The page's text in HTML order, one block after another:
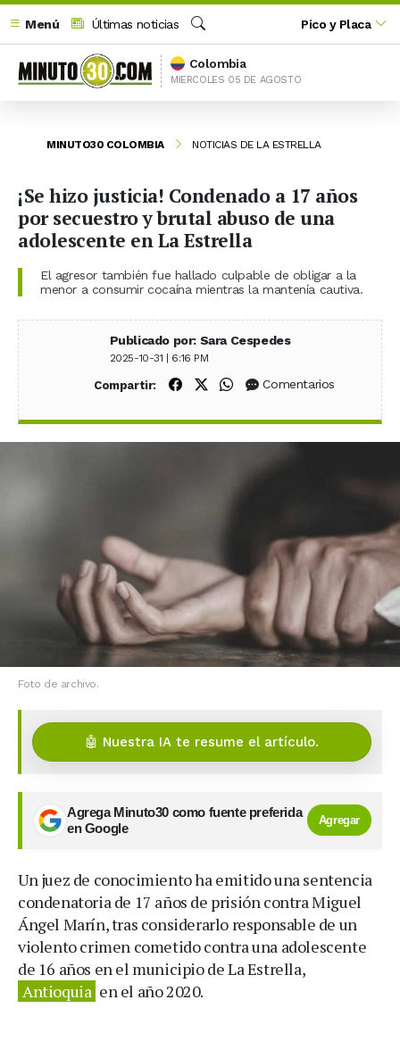
Menú
Últimas noticias
Buscar
Pico y Placa
Colombia
MIERCOLES 05 DE AGOSTO
MINUTO30 COLOMBIA NOTICIAS DE LA ESTRELLA
¡Se hizo justicia! Condenado a 17 años
por secuestro y brutal abuso de una
adolescente en La Estrella
El agresor también fue hallado culpable de obligar a la
menor a consumir cocaína mientras la mantenía cautiva.
Publicado por: Sara Cespedes
2025-10-31 | 6:16 PM
Compartir: Compartir en Facebook
Compartir en X (Twitter)
Compartir en WhatsApp
Comentarios
Foto de archivo.
🤖 Nuestra IA te resume el artículo.
Agrega Minuto30 como fuente preferida
en Google
Agregar
Un juez de conocimiento ha emitido una sentencia
condenatoria de 17 años de prisión contra Miguel
Ángel Marín, tras considerarlo responsable de un
violento crimen cometido contra una adolescente
de 16 años en el municipio de La Estrella,
Antioquia en el año 2020.